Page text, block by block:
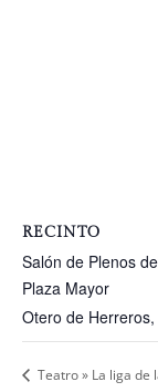
RECINTO
Salón de Plenos
Plaza Mayor
Otero de Herreros,
Teatro » La liga de